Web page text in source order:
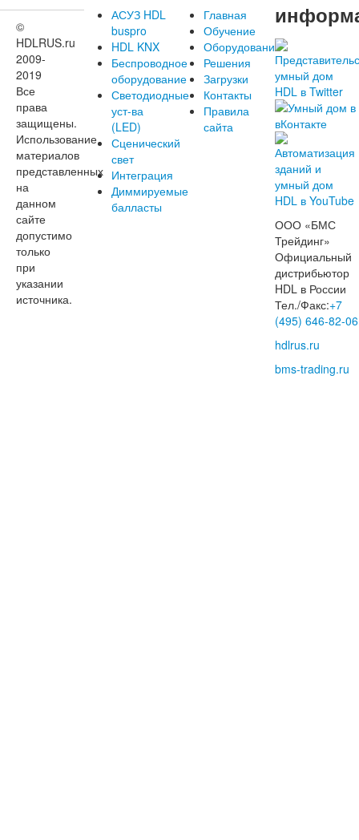
©
HDLRUS.ru
2009-
2019
Все
права
защищены.
Использование
материалов
представленных
на
данном
сайте
допустимо
только
при
указании
источника.
АСУЗ HDL
buspro
HDL KNX
Беспроводное
оборудование
Светодиодные
уст-ва
(LED)
Сценический
свет
Интеграция
Диммируемые
балласты
Главная
Обучение
Оборудование
Решения
Загрузки
Контакты
Правила
сайта
ООО «БМС
Трейдинг»
Официальный
дистрибьютор
HDL в России
Тел./Факс:+7
(495) 646-82-06
hdlrus.ru
bms-trading.ru